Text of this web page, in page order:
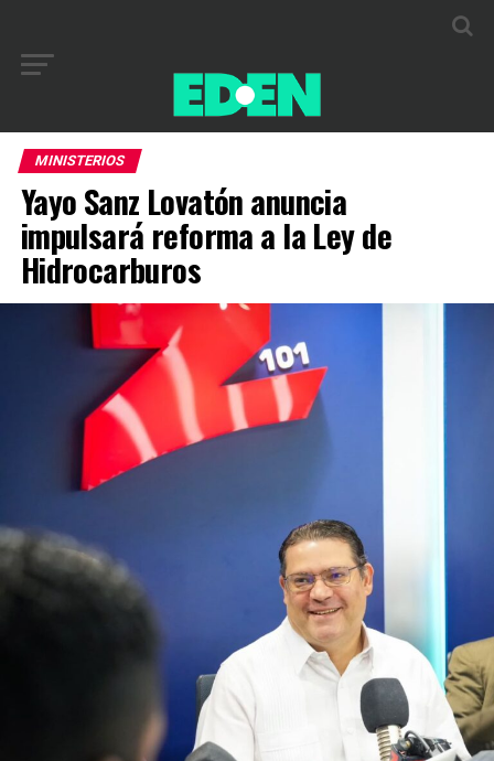
MINISTERIOS
Yayo Sanz Lovatón anuncia
impulsará reforma a la Ley de
Hidrocarburos